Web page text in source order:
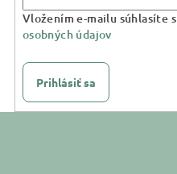
Vložením e-mailu súhlasíte s
osobných údajov
Prihlásiť sa